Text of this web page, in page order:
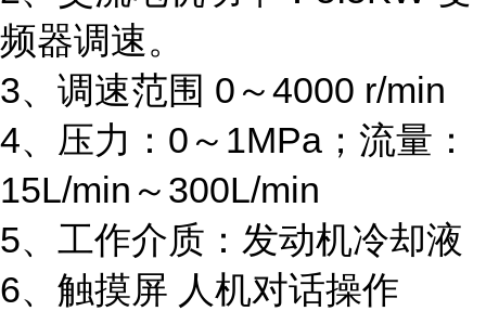
频器调速。
3、调速范围 0～4000 r/min
4、压力：0～1MPa；流量：
15L/min～300L/min
5、工作介质：发动机冷却液
6、触摸屏 人机对话操作